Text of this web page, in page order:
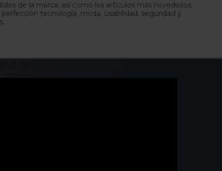
de la marca, así como los artículos más novedosos
tecnología, moda, usabilidad, seguridad y